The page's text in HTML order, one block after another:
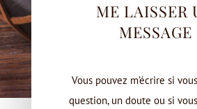
ME LAISSER
MESSAGE
Vous pouvez m’écrire si
question, un doute ou si